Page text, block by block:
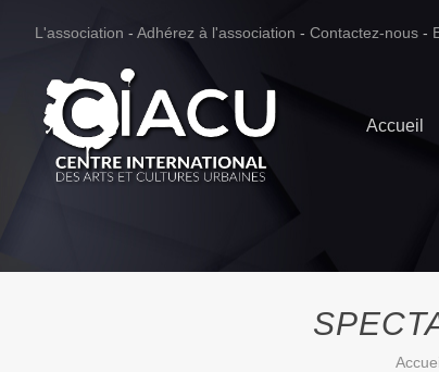
L'association - Adhérez à l'association - Contactez-nous -
Accueil